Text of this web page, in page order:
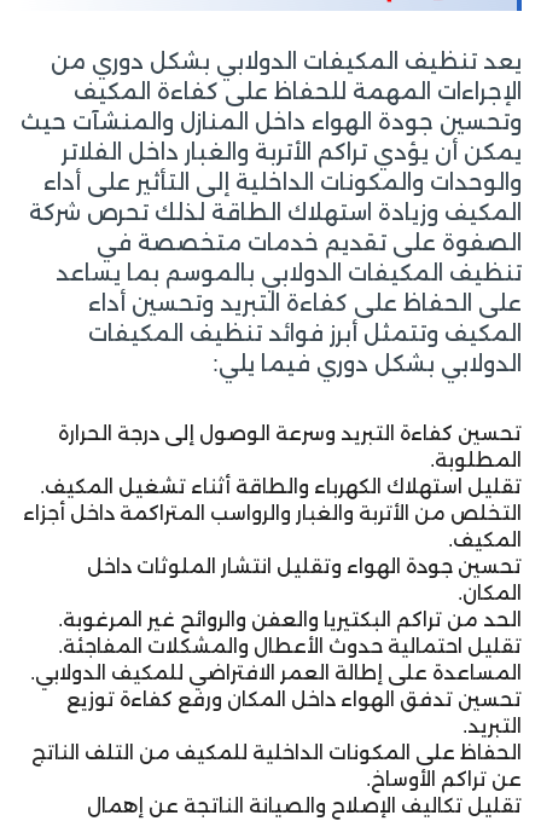
يعد تنظيف المكيفات الدولابي بشكل دوري من
الإجراءات المهمة للحفاظ على كفاءة المكيف
وتحسين جودة الهواء داخل المنازل والمنشآت حيث
يمكن أن يؤدي تراكم الأتربة والغبار داخل الفلاتر
والوحدات والمكونات الداخلية إلى التأثير على أداء
المكيف وزيادة استهلاك الطاقة لذلك تحرص شركة
الصفوة على تقديم خدمات متخصصة في
تنظيف المكيفات الدولابي بالموسم بما يساعد
على الحفاظ على كفاءة التبريد وتحسين أداء
المكيف وتتمثل أبرز فوائد تنظيف المكيفات
الدولابي بشكل دوري فيما يلي:
تحسين كفاءة التبريد وسرعة الوصول إلى درجة الحرارة
المطلوبة.
تقليل استهلاك الكهرباء والطاقة أثناء تشغيل المكيف.
التخلص من الأتربة والغبار والرواسب المتراكمة داخل أجزاء
المكيف.
تحسين جودة الهواء وتقليل انتشار الملوثات داخل
المكان.
الحد من تراكم البكتيريا والعفن والروائح غير المرغوبة.
تقليل احتمالية حدوث الأعطال والمشكلات المفاجئة.
المساعدة على إطالة العمر الافتراضي للمكيف الدولابي.
تحسين تدفق الهواء داخل المكان ورفع كفاءة توزيع
التبريد.
الحفاظ على المكونات الداخلية للمكيف من التلف الناتج
عن تراكم الأوساخ.
تقليل تكاليف الإصلاح والصيانة الناتجة عن إهمال